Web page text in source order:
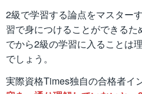
2級で学習する論点をマスター
習で身につけることができる
でから2級の学習に入ることは
でしょう。
実際資格Times独自の合格者イ